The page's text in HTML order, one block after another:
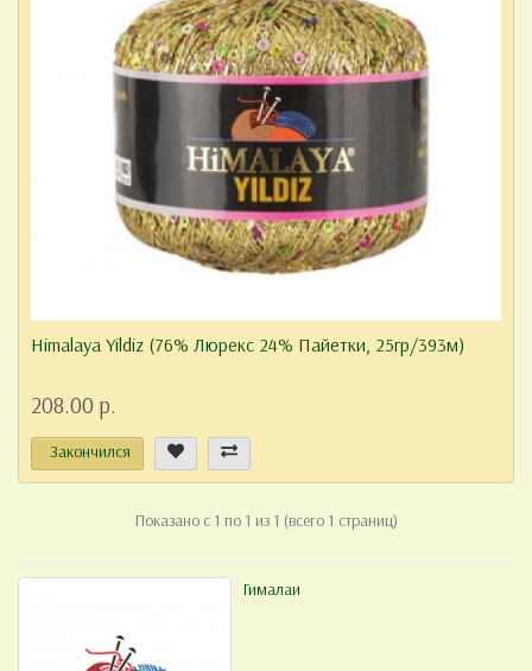
Himalaya Yildiz (76% Люрекс 24% Пайетки, 25гр/393м)
208.00 р.
Закончился
Показано с 1 по 1 из 1 (всего 1 страниц)
Гималаи